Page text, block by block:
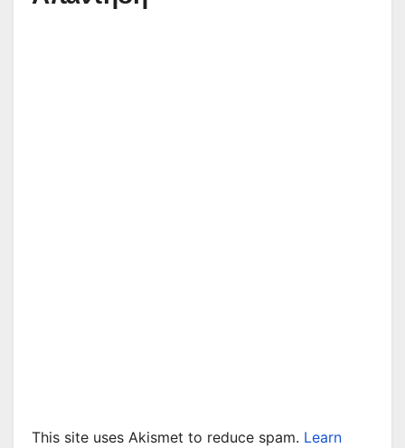
This site uses Akismet to reduce spam. Learn